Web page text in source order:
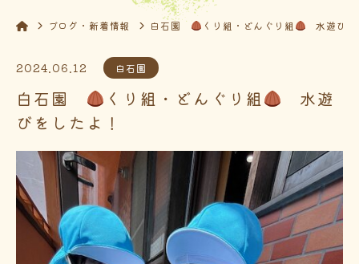
ブログ・新着情報 白石園 くり組・どんぐり組 水遊びを
2024.06.12 白石園
白石園 くり組・どんぐり組
水遊
びをしたよ！